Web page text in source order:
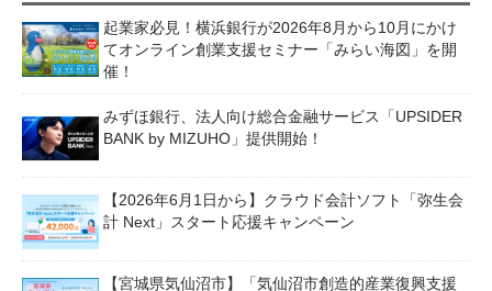
起業家必見！横浜銀行が2026年8月から10月にかけ
てオンライン創業支援セミナー「みらい海図」を開
催！
みずほ銀行、法人向け総合金融サービス「UPSIDER
BANK by MIZUHO」提供開始！
【2026年6月1日から】クラウド会計ソフト「弥生会
計 Next」スタート応援キャンペーン
【宮城県気仙沼市】「気仙沼市創造的産業復興支援